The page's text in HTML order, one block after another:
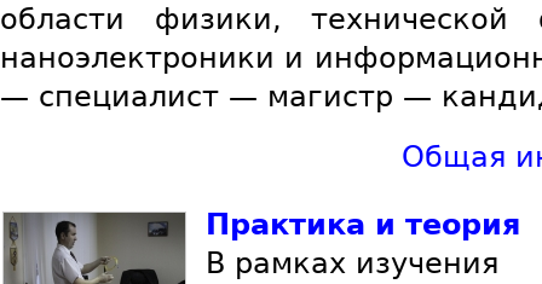
области физики,
наноэлектроники и
— специалист — магистр —
Общая
Практика и теория
В рамках изучения